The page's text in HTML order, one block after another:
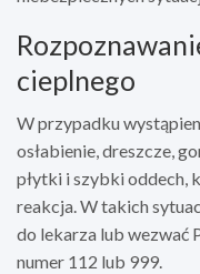
cieplnego
W przypadku
osłabienie, dreszcze,
płytki i szybki oddech,
reakcja. W takich
do lekarza lub wezwać
numer 112 lub 999.